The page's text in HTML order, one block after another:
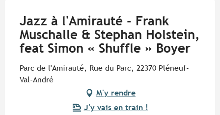
Jazz à l'Amirauté - Frank
Muschalle & Stephan Holstein,
feat Simon « Shuffle » Boyer
Parc de l'Amirauté, Rue du Parc, 22370 Pléneuf-
Val-André
M'y rendre
J'y vais en train !